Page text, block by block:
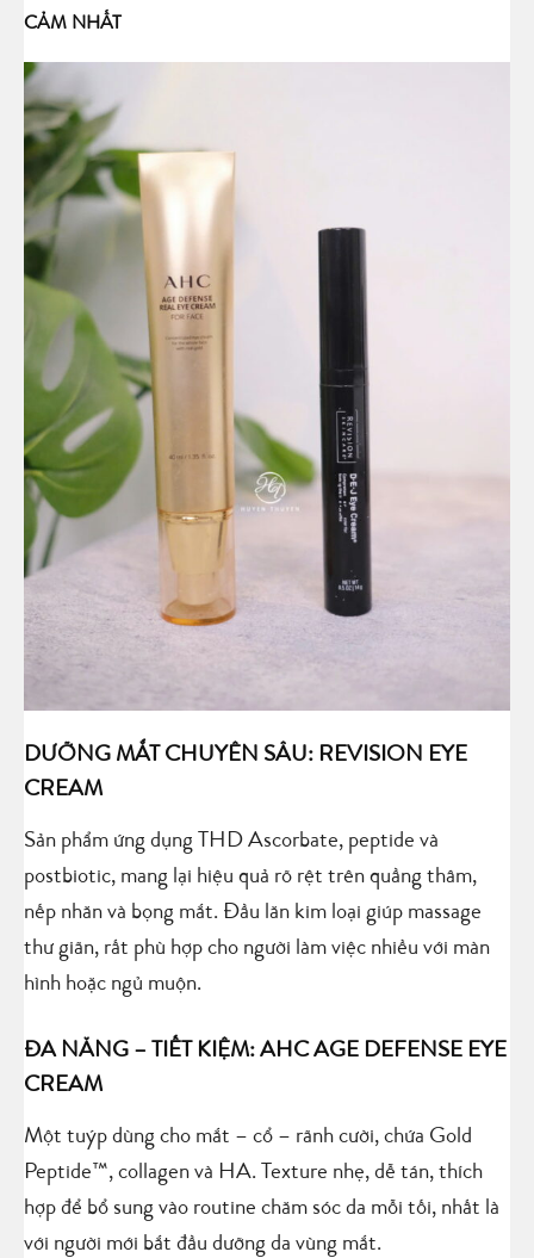
CẢM NHẤT
DƯỠNG MẮT CHUYÊN SÂU: REVISION EYE
CREAM
Sản phẩm ứng dụng THD Ascorbate, peptide và
postbiotic, mang lại hiệu quả rõ rệt trên quầng thâm,
nếp nhăn và bọng mắt. Đầu lăn kim loại giúp massage
thư giãn, rất phù hợp cho người làm việc nhiều với màn
hình hoặc ngủ muộn.
ĐA NĂNG – TIẾT KIỆM: AHC AGE DEFENSE EYE
CREAM
Một tuýp dùng cho mắt – cổ – rãnh cười, chứa Gold
Peptide™, collagen và HA. Texture nhẹ, dễ tán, thích
hợp để bổ sung vào routine chăm sóc da mỗi tối, nhất là
với người mới bắt đầu dưỡng da vùng mắt.